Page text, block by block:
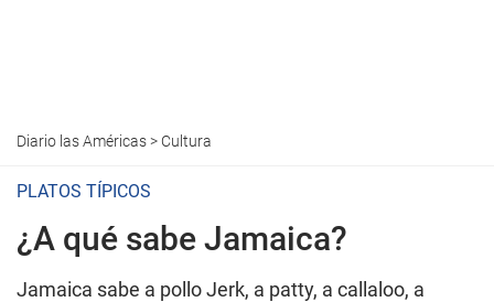
Diario las Américas> Cultura
PLATOS TÍPICOS
¿A qué sabe Jamaica?
Jamaica sabe a pollo Jerk, a patty, a callaloo, a